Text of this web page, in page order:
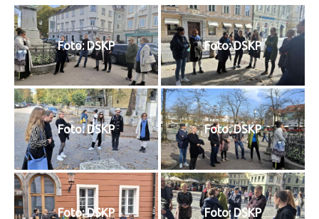
Foto: DSKP Foto: DSKP
Foto: DSKP Foto: DSKP
Foto: DSKP Foto: DSKP